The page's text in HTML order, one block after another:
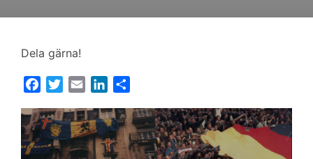
Dela gärna!
c
e
b
i
t
a
i
l
n
k
e
l
a